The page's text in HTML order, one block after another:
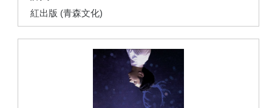
紅出版 (青森文化)